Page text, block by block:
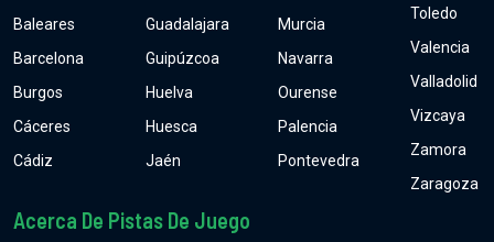
Baleares
Barcelona
Burgos
Cáceres
Cádiz
Guadalajara
Guipúzcoa
Huelva
Huesca
Jaén
Murcia
Navarra
Ourense
Palencia
Pontevedra
Toledo
Valencia
Valladolid
Vizcaya
Zamora
Zaragoza
Acerca De Pistas De Juego